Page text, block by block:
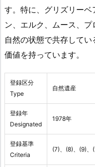
す。特に、グリズリー
ン、エルク、ムース、
自然の状態で共存して
価値を持っています。
登録区分
Type
自然遺産
登録年
Designated
1978年
登録基準
Criteria
(7)、(8)、(9)、